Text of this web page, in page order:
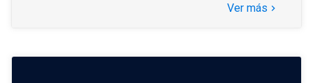
Ver más keyboard_arrow_right